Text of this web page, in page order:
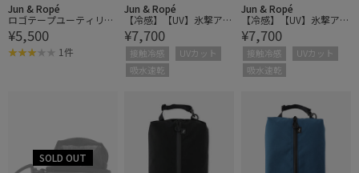
Jun & Ropé
ロゴテープユーティリテ
ィ用ヘッドカバー/ユニ
セックス
¥5,500
1件
Jun & Ropé
【冷感】【UV】氷撃アー
ムカバー サムホールタ
イプ
¥7,700
接触冷感
UVカット
吸水速乾
Jun & Ropé
【冷感】【UV】氷撃アー
ムカバー サムホールタ
イプ
¥7,700
接触冷感
UVカット
吸水速乾